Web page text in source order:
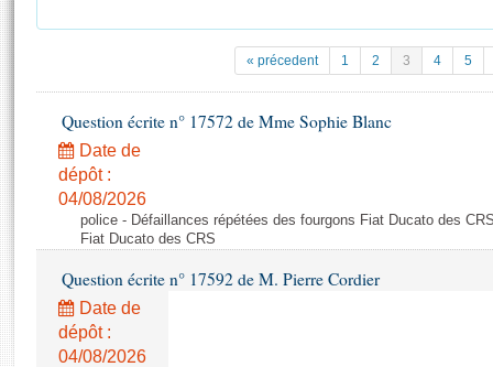
Projets de loi
Propositions de loi
Amendements
Textes adoptés
Rapports législatifs
Rapports sur l'application des lois
Documents de référence
( Constitution | Règlement de l'Assemblée ... )
Histoire
Juniors
Anciennes législatures
Contacts et plan d'accès
Photos libres de droit
« précedent 1 2 3 4 5
Question écrite n° 17572 de Mme Sophie Blanc
Date de
dépôt :
04/08/2026
police - Défaillances répétées des fourgons Fiat Ducato des
Fiat Ducato des CRS
Question écrite n° 17592 de M. Pierre Cordier
Date de
dépôt :
04/08/2026